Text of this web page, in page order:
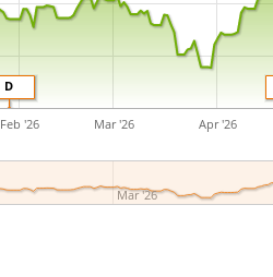
D
Feb '26 Mar '26 Apr '26
Mar '26